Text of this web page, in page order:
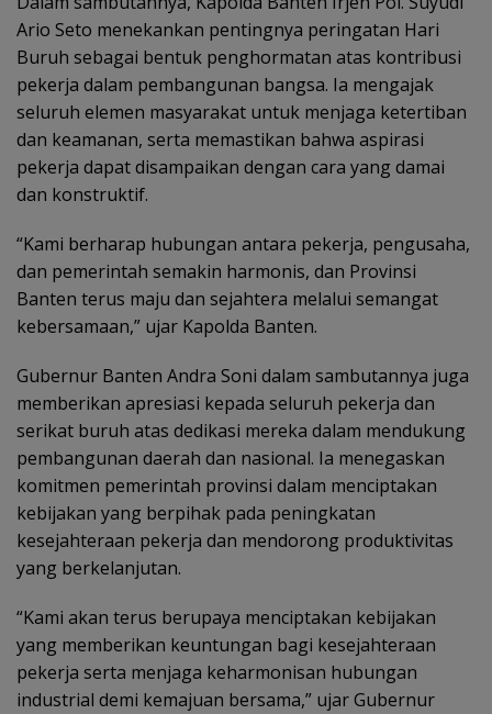
Ario Seto menekankan pentingnya peringatan Hari
Buruh sebagai bentuk penghormatan atas kontribusi
pekerja dalam pembangunan bangsa. Ia mengajak
seluruh elemen masyarakat untuk menjaga ketertiban
dan keamanan, serta memastikan bahwa aspirasi
pekerja dapat disampaikan dengan cara yang damai
dan konstruktif.
“Kami berharap hubungan antara pekerja, pengusaha,
dan pemerintah semakin harmonis, dan Provinsi
Banten terus maju dan sejahtera melalui semangat
kebersamaan,” ujar Kapolda Banten.
Gubernur Banten Andra Soni dalam sambutannya juga
memberikan apresiasi kepada seluruh pekerja dan
serikat buruh atas dedikasi mereka dalam mendukung
pembangunan daerah dan nasional. Ia menegaskan
komitmen pemerintah provinsi dalam menciptakan
kebijakan yang berpihak pada peningkatan
kesejahteraan pekerja dan mendorong produktivitas
yang berkelanjutan.
“Kami akan terus berupaya menciptakan kebijakan
yang memberikan keuntungan bagi kesejahteraan
pekerja serta menjaga keharmonisan hubungan
industrial demi kemajuan bersama,” ujar Gubernur